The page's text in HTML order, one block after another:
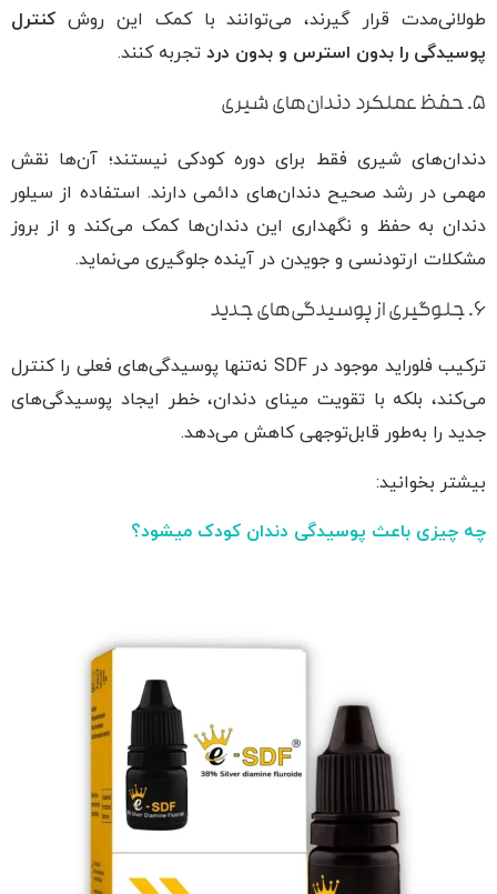
طولانی‌مدت قرار گیرند، می‌توانند با کمک این روش کنترل
پوسیدگی را بدون استرس و بدون درد تجربه کنند.
۵. حفظ عملکرد دندان‌های شیری
دندان‌های شیری فقط برای دوره کودکی نیستند؛ آن‌ها نقش
مهمی در رشد صحیح دندان‌های دائمی دارند. استفاده از سیلور
دندان به حفظ و نگهداری این دندان‌ها کمک می‌کند و از بروز
مشکلات ارتودنسی و جویدن در آینده جلوگیری می‌نماید.
۶. جلوگیری از پوسیدگی‌های جدید
ترکیب فلوراید موجود در SDF نه‌تنها پوسیدگی‌های فعلی را کنترل
می‌کند، بلکه با تقویت مینای دندان، خطر ایجاد پوسیدگی‌های
جدید را به‌طور قابل‌توجهی کاهش می‌دهد.
بیشتر بخوانید:
چه چیزی باعث پوسیدگی دندان کودک میشود؟